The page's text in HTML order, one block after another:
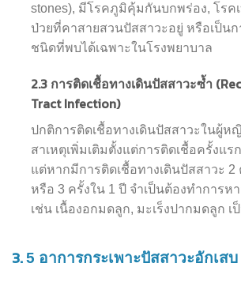
stones), มีโรคภูมิคุ้มกันบกพร่อง, โรค
ป่วยที่คาสายสวนปัสสาวะอยู่ หรือเป็นก
ชนิดที่พบได้เฉพาะในโรงพยาบาล
2.3 การติดเชื้อทางเดินปัสสาวะซ้ำ
Tract Infection)
ปกติการติดเชื้อทางเดินปัสสาวะในผู้ห
สาเหตุเพิ่มเติมตั้งแต่การติดเชื้อครั้งแร
แต่หากมีการติดเชื้อทางเดินปัสสาวะ 2
หรือ 3 ครั้งใน 1 ปี จำเป็นต้องทำการห
เช่น เนื้องอกมดลูก, มะเร็งปากมดลูก เ
3.5 อาการกระเพาะปัสสาวะอักเสบ